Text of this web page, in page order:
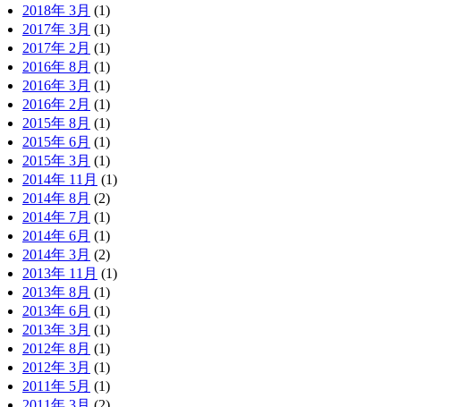
2018年 3月 (1)
2017年 3月 (1)
2017年 2月 (1)
2016年 8月 (1)
2016年 3月 (1)
2016年 2月 (1)
2015年 8月 (1)
2015年 6月 (1)
2015年 3月 (1)
2014年 11月 (1)
2014年 8月 (2)
2014年 7月 (1)
2014年 6月 (1)
2014年 3月 (2)
2013年 11月 (1)
2013年 8月 (1)
2013年 6月 (1)
2013年 3月 (1)
2012年 8月 (1)
2012年 3月 (1)
2011年 5月 (1)